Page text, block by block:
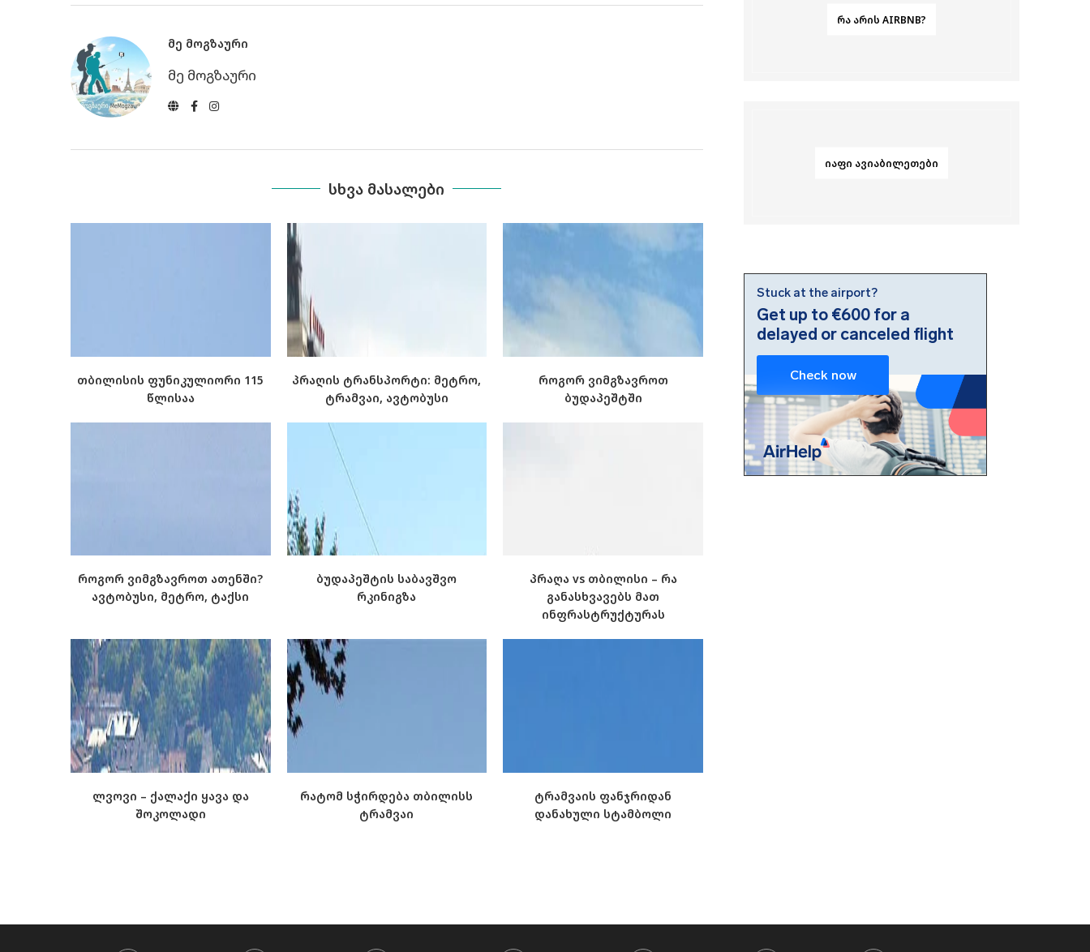
ᲛᲔ ᲛᲝᲒᲖᲐᲣᲠᲘ
მე მოგზაური
ᲡᲮᲕᲐ ᲛᲐᲡᲐᲚᲔᲑᲘ
თბილისის ფუნიკულიორი 115
წლისაა
პრაღის ტრანსპორტი: მეტრო,
ტრამვაი, ავტობუსი
როგორ ვიმგზავროთ
ბუდაპეშტში
როგორ ვიმგზავროთ ათენში?
ავტობუსი, მეტრო, ტაქსი
ბუდაპეშტის საბავშვო
რკინიგზა
პრაღა vs თბილისი – რა
განასხვავებს მათ
ინფრასტრუქტურას
ლვოვი – ქალაქი ყავა და
შოკოლადი
რატომ სჭირდება თბილისს
ტრამვაი
ტრამვაის ფანჯრიდან
დანახული სტამბოლი
ᲠᲐ ᲐᲠᲘᲡ AIRBNB?
ᲘᲐᲤᲘ ᲐᲕᲘᲐᲑᲘᲚᲔᲗᲔᲑᲘ